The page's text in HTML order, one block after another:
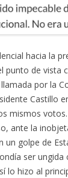
hacia la
punto de vista
por la
Castillo
mismos
ante la
un golpe de
ser ungida
lo hizo al